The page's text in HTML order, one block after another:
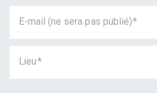
E-mail (ne sera pas publié)
Lieu